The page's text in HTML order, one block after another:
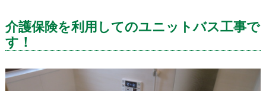
介護保険を利用してのユニットバス工事で
す！